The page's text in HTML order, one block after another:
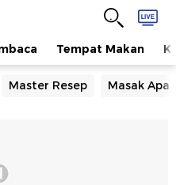
Tempat Makan
Master Resep Masak Apa